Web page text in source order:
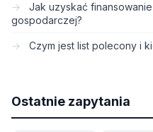
Jak uzyskać
gospodarczej?
Czym jest list polecony i
Ostatnie zapytania